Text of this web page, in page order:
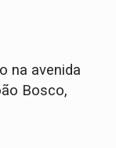
na avenida
Bosco,